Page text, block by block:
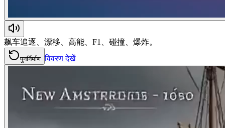
飙车追逐、漂移、高能、F1、碰撞、爆炸。
पुनर्निर्माण विवरण देखें